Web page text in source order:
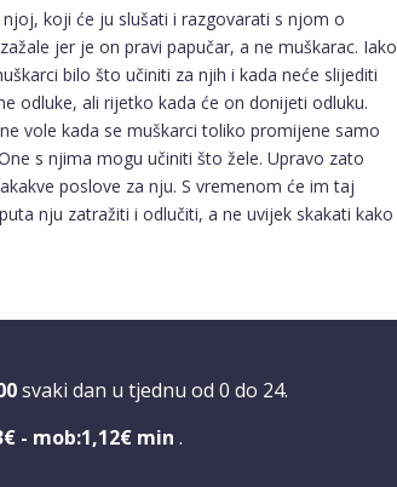
koji će ju slušati i razgovarati s njom o
jer je on pravi papučar, a ne muškarac. Iako
bilo što učiniti za njih i kada neće slijediti
odluke, ali rijetko kada će on donijeti odluku.
vole kada se muškarci toliko promijene samo
s njima mogu učiniti što žele. Upravo zato
poslove za nju. S vremenom će im taj
nju zatražiti i odlučiti, a ne uvijek skakati kako
svaki dan u tjednu od 0 do 24.
- mob:1,12€ min .